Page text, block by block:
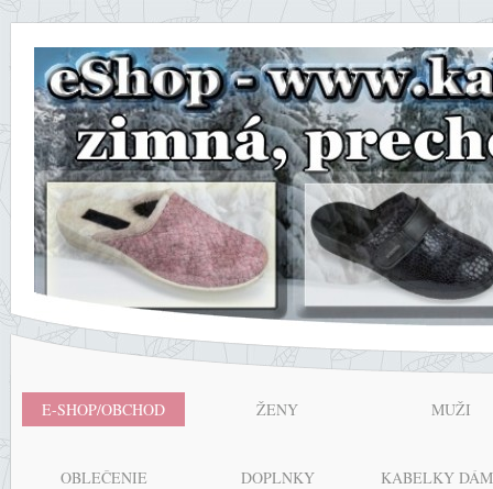
E-SHOP/OBCHOD ŽENY MUŽI
OBLEČENIE DOPLNKY KABELKY